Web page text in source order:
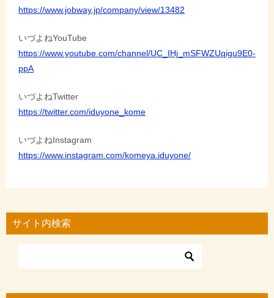
https://www.jobway.jp/company/view/13482
いづよねYouTube
https://www.youtube.com/channel/UC_IHj_mSFWZUqigu9E0-
ppA
いづよねTwitter
https://twitter.com/iduyone_kome
いづよねInstagram
https://www.instagram.com/komeya.iduyone/
サイト内検索